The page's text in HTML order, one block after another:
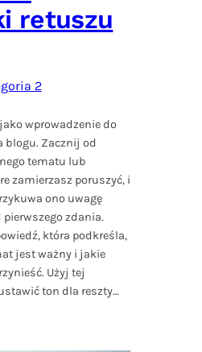
retuszu
2
wprowadzenie do
blogu. Zacznij od
tematu lub
zamierzasz poruszyć, i
ono uwagę
zdania.
która podkreśla,
jest ważny i jakie
Użyj tej
ton dla reszty…